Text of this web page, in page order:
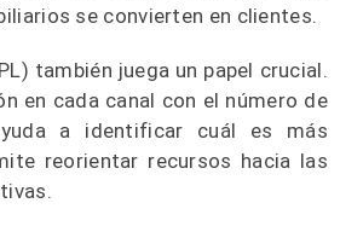
se convierten en clientes.
también juega un papel crucial.
en cada canal con el número de
a identificar cuál es más
reorientar recursos hacia las